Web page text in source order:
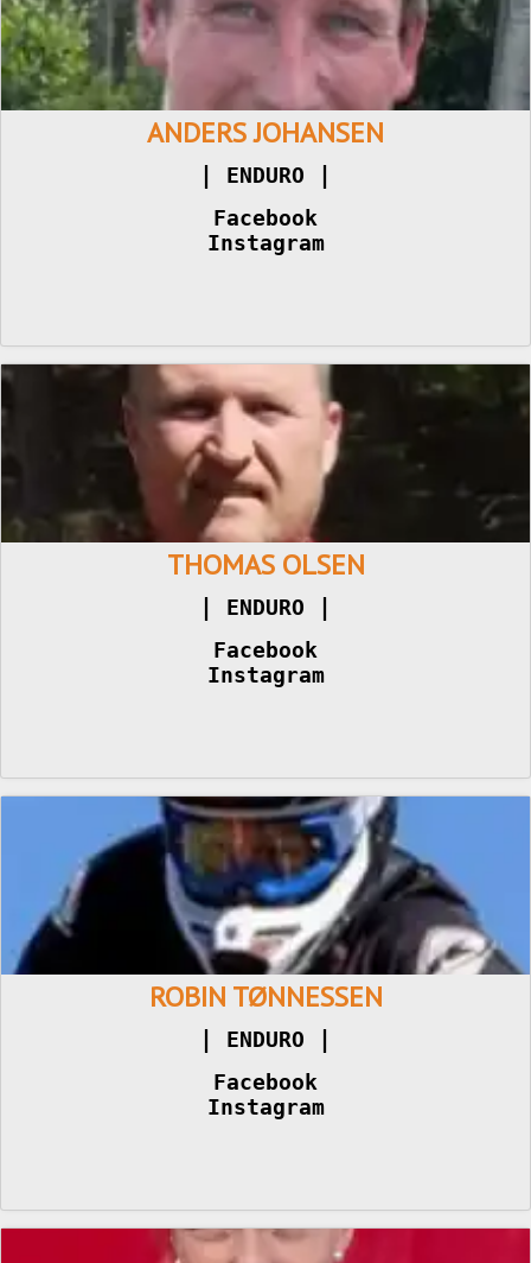
ANDERS JOHANSEN
| ENDURO |
Facebook
Instagram
THOMAS OLSEN
| ENDURO |
Facebook
Instagram
ROBIN TØNNESSEN
| ENDURO |
Facebook
Instagram